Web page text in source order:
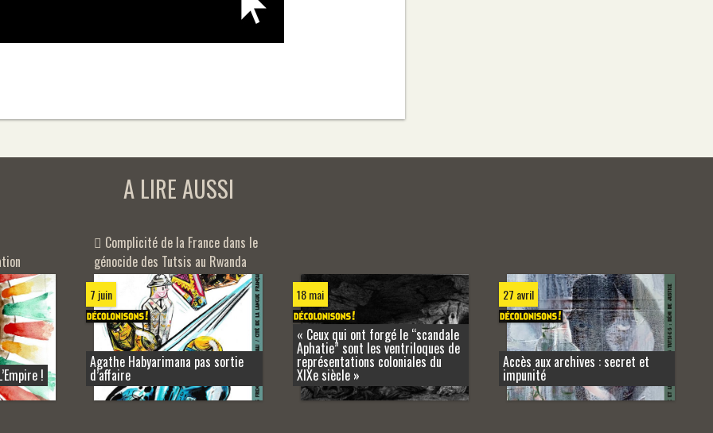
A LIRE AUSSI
!
Complicité de la France dans le
génocide des Tutsis au Rwanda
7 juin
Agathe Habyarimana pas sortie
d’affaire
18 mai
« Ceux qui ont forgé le “scandale
Aphatie” sont les ventriloques de
représentations coloniales du
XIXe siècle »
27 avril
Accès aux archives : secret et
impunité